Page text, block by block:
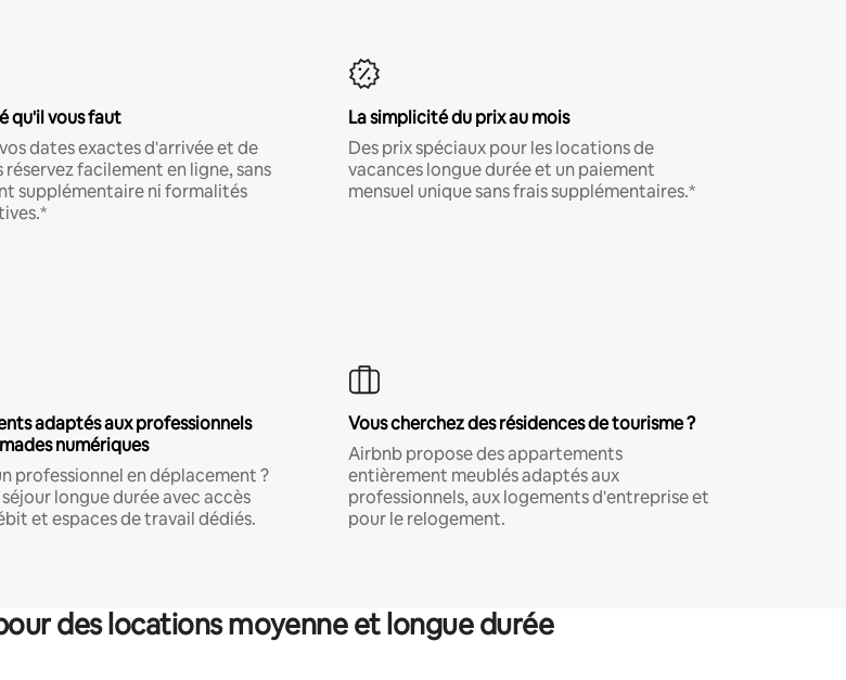
qu'il vous faut
dates exactes d'arrivée et de
facilement en ligne, sans
supplémentaire ni formalités
La simplicité du prix au mois
Des prix spéciaux pour les locations de
vacances longue durée et un paiement
mensuel unique sans frais supplémentaires.*
adaptés aux professionnels
numériques
professionnel en déplacement ?
longue durée avec accès
et espaces de travail dédiés.
Vous cherchez des résidences de tourisme ?
Airbnb propose des appartements
entièrement meublés adaptés aux
professionnels, aux logements d'entreprise et
pour le relogement.
des locations moyenne et longue durée